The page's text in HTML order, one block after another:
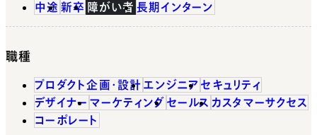
中途 新卒 障がい者 長期インターン
職種
プロダクト企画・設計 エンジニア セキュリティ
デザイナー マーケティング セールス カスタマーサクセス
コーポレート